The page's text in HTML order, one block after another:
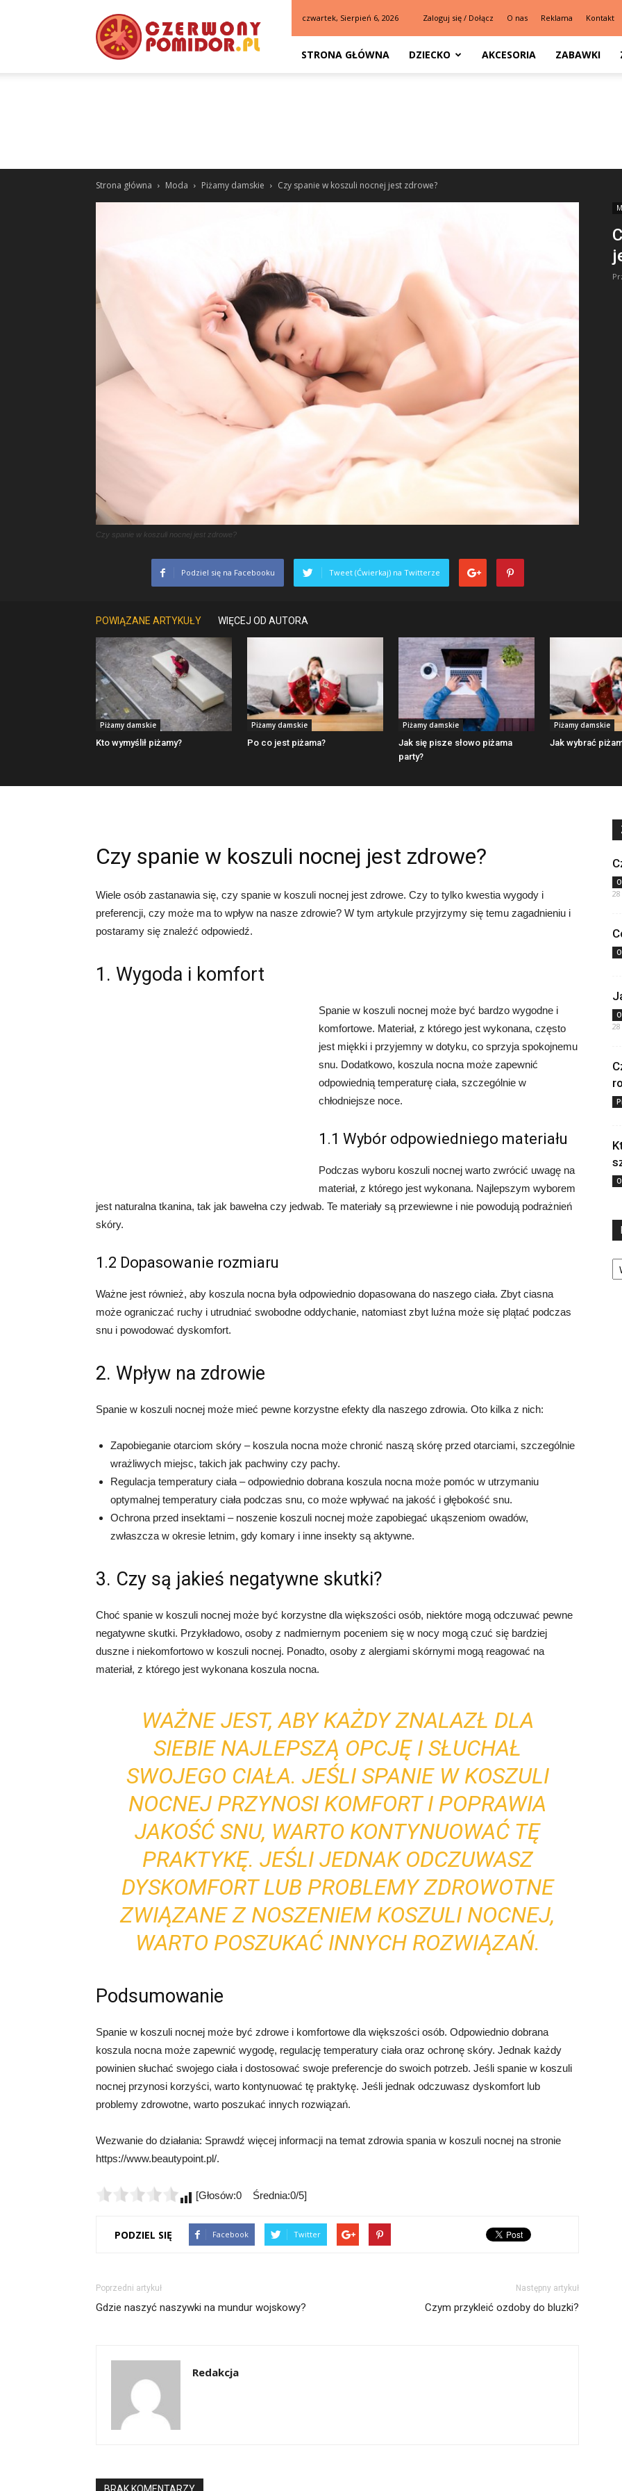
czwartek, Sierpień 6, 2026 Zaloguj się / Dołącz O nas Reklama Kontakt
STRONA GŁÓWNA DZIECKO AKCESORIA ZABAWKI
Strona główna Moda Piżamy damskie Czy spanie w koszuli nocnej jest zdrowe?
Czy spanie w koszuli nocnej jest zdrowe?
Podziel się na Facebooku Tweet (Ćwierkaj) na Twitterze
POWIĄZANE ARTYKUŁY WIĘCEJ OD AUTORA
Piżamy damskie
Kto wymyślił piżamy?
Piżamy damskie
Po co jest piżama?
Piżamy damskie
Jak się pisze słowo piżama
party?
Piżamy damskie
Jak wybrać
Czy spanie w koszuli nocnej jest zdrowe?
Wiele osób zastanawia się, czy spanie w koszuli nocnej jest zdrowe. Czy to tylko kwestia wygody i
preferencji, czy może ma to wpływ na nasze zdrowie? W tym artykule przyjrzymy się temu zagadnieniu i
postaramy się znaleźć odpowiedź.
1. Wygoda i komfort
Spanie w koszuli nocnej może być bardzo wygodne i
komfortowe. Materiał, z którego jest wykonana, często
jest miękki i przyjemny w dotyku, co sprzyja spokojnemu
snu. Dodatkowo, koszula nocna może zapewnić
odpowiednią temperaturę ciała, szczególnie w
chłodniejsze noce.
1.1 Wybór odpowiedniego materiału
Podczas wyboru koszuli nocnej warto zwrócić uwagę na
materiał, z którego jest wykonana. Najlepszym wyborem
jest naturalna tkanina, tak jak bawełna czy jedwab. Te materiały są przewiewne i nie powodują podrażnień
skóry.
1.2 Dopasowanie rozmiaru
Ważne jest również, aby koszula nocna była odpowiednio dopasowana do naszego ciała. Zbyt ciasna
może ograniczać ruchy i utrudniać swobodne oddychanie, natomiast zbyt luźna może się plątać podczas
snu i powodować dyskomfort.
2. Wpływ na zdrowie
Spanie w koszuli nocnej może mieć pewne korzystne efekty dla naszego zdrowia. Oto kilka z nich:
Zapobieganie otarciom skóry – koszula nocna może chronić naszą skórę przed otarciami, szczególnie
wrażliwych miejsc, takich jak pachwiny czy pachy.
Regulacja temperatury ciała – odpowiednio dobrana koszula nocna może pomóc w utrzymaniu
optymalnej temperatury ciała podczas snu, co może wpływać na jakość i głębokość snu.
Ochrona przed insektami – noszenie koszuli nocnej może zapobiegać ukąszeniom owadów,
zwłaszcza w okresie letnim, gdy komary i inne insekty są aktywne.
3. Czy są jakieś negatywne skutki?
Choć spanie w koszuli nocnej może być korzystne dla większości osób, niektóre mogą odczuwać pewne
negatywne skutki. Przykładowo, osoby z nadmiernym poceniem się w nocy mogą czuć się bardziej
duszne i niekomfortowo w koszuli nocnej. Ponadto, osoby z alergiami skórnymi mogą reagować na
materiał, z którego jest wykonana koszula nocna.
WAŻNE JEST, ABY KAŻDY ZNALAZŁ DLA
SIEBIE NAJLEPSZĄ OPCJĘ I SŁUCHAŁ
SWOJEGO CIAŁA. JEŚLI SPANIE W KOSZULI
NOCNEJ PRZYNOSI KOMFORT I POPRAWIA
JAKOŚĆ SNU, WARTO KONTYNUOWAĆ TĘ
PRAKTYKĘ. JEŚLI JEDNAK ODCZUWASZ
DYSKOMFORT LUB PROBLEMY ZDROWOTNE
ZWIĄZANE Z NOSZENIEM KOSZULI NOCNEJ,
WARTO POSZUKAĆ INNYCH ROZWIĄZAŃ.
Podsumowanie
Spanie w koszuli nocnej może być zdrowe i komfortowe dla większości osób. Odpowiednio dobrana
koszula nocna może zapewnić wygodę, regulację temperatury ciała oraz ochronę skóry. Jednak każdy
powinien słuchać swojego ciała i dostosować swoje preferencje do swoich potrzeb. Jeśli spanie w koszuli
nocnej przynosi korzyści, warto kontynuować tę praktykę. Jeśli jednak odczuwasz dyskomfort lub
problemy zdrowotne, warto poszukać innych rozwiązań.
Wezwanie do działania: Sprawdź więcej informacji na temat zdrowia spania w koszuli nocnej na stronie
https://www.beautypoint.pl/.
[Głosów:0 Średnia:0/5]
PODZIEL SIĘ Facebook Twitter
Poprzedni artykuł
Gdzie naszyć naszywki na mundur wojskowy?
Następny artykuł
Czym przykleić ozdoby do bluzki?
Redakcja